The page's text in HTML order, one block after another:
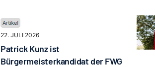
22. JULI 2026
Patrick Kunz ist
Bürgermeisterkandidat der FWG